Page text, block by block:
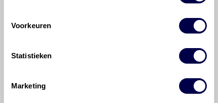
Voorkeuren
Statistieken
MarketingYaris/Echo Verso is productadvies